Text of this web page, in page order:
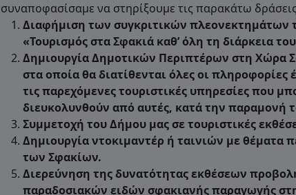
συναποφασίσαμε να στηρίξουμε τις παρακάτω
Διαφήμιση των συγκριτικών πλεονεκτημάτων
«Τουρισμός στα Σφακιά καθ’ όλη τη διάρκεια
Δημιουργία Δημοτικών Περιπτέρων στη Χώρα
στα οποία θα διατίθενται όλες οι
τις παρεχόμενες τουριστικές υπηρεσίες που
διευκολυνθούν από αυτές, κατά την παραμονή
Συμμετοχή του Δήμου μας σε τουριστικές
Δημιουργία ντοκιμαντέρ ή ταινιών με θέματα
των Σφακίων.
Διερεύνηση της δυνατότητας εκθέσεων
παραδοσιακών ειδών σφακιανής παραγωγής